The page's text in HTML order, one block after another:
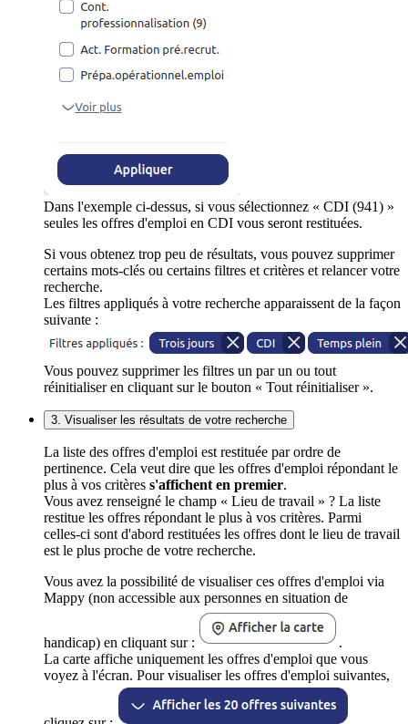
Dans l'exemple ci-dessus, si vous sélectionnez « CDI (941) »
seules les offres d'emploi en CDI vous seront restituées.
Si vous obtenez trop peu de résultats, vous pouvez supprimer
certains mots-clés ou certains filtres et critères et relancer votre
recherche.
Les filtres appliqués à votre recherche apparaissent de la façon
suivante :
Vous pouvez supprimer les filtres un par un ou tout
réinitialiser en cliquant sur le bouton « Tout réinitialiser ».
3. Visualiser les résultats de votre recherche
La liste des offres d'emploi est restituée par ordre de
pertinence. Cela veut dire que les offres d'emploi répondant le
plus à vos critères s'affichent en premier.
Vous avez renseigné le champ « Lieu de travail » ? La liste
restitue les offres répondant le plus à vos critères. Parmi
celles-ci sont d'abord restituées les offres dont le lieu de travail
est le plus proche de votre recherche.
Vous avez la possibilité de visualiser ces offres d'emploi via
Mappy (non accessible aux personnes en situation de
handicap) en cliquant sur :
.
La carte affiche uniquement les offres d'emploi que vous
voyez à l'écran. Pour visualiser les offres d'emploi suivantes,